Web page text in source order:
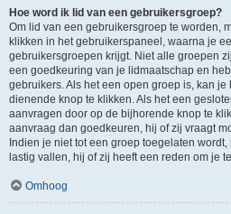
Hoe word ik lid van een gebruikersgroep?
Om lid van een gebruikersgroep te worden,
klikken in het gebruikerspaneel, waarna je
gebruikersgroepen krijgt. Niet alle groepen
een goedkeuring van je lidmaatschap en
gebruikers. Als het een open groep is, kan
dienende knop te klikken. Als het een
aanvragen door op de bijhorende knop te
aanvraag dan goedkeuren, hij of zij vraagt
Indien je niet tot een groep toegelaten
lastig vallen, hij of zij heeft een reden om je
Omhoog